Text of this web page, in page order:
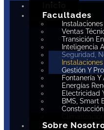
Inicio
Facultades
Ventas
Transición
Inteligencia
Seguridad,
Gestión Y
Fontanería Y
Energías
Electricidad
BMS, Smart
Sobre